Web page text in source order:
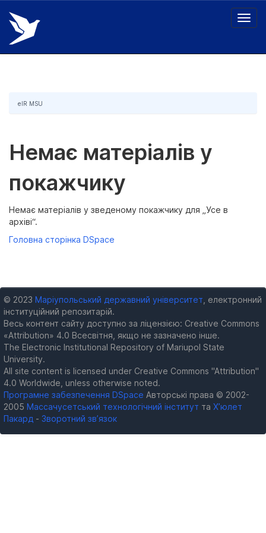
Skip
navigation
eIR MSU
Немає матеріалів у
покажчику
Немає матеріалів у зведеному покажчику для „Усе в
архіві“.
Головна сторінка DSpace
© 2023 Маріупольський державний університет , електронний
інституційний репозитарій.
Весь контент сайту доступно за ліцензією: Creative Commons
«Attribution» 4.0 Всесвітня, якщо не зазначено інше.
The Electronic Institutional Repository of Mariupol State
University.
All site content is licensed under Creative Commons "Attribution"
4.0 Worldwide, unless otherwise noted.
Програмне забезпечення DSpace Авторські права © 2002-
2005 Массачусетський технологічний інститут та Х’юлет
Пакард - Зворотний зв’язок